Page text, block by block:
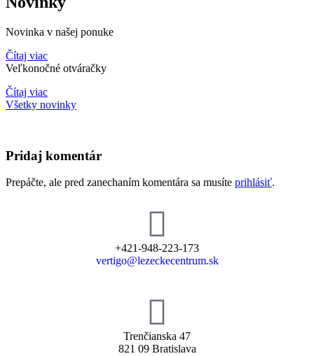
Novinka v našej ponuke
Čítaj viac
Veľkonočné otváračky
Čítaj viac
Všetky novinky
Pridaj komentár
Prepáčte, ale pred zanechaním komentára sa musíte prihlásiť.
+421-948-223-173
vertigo@lezeckecentrum.sk
Trenčianska 47
821 09 Bratislava